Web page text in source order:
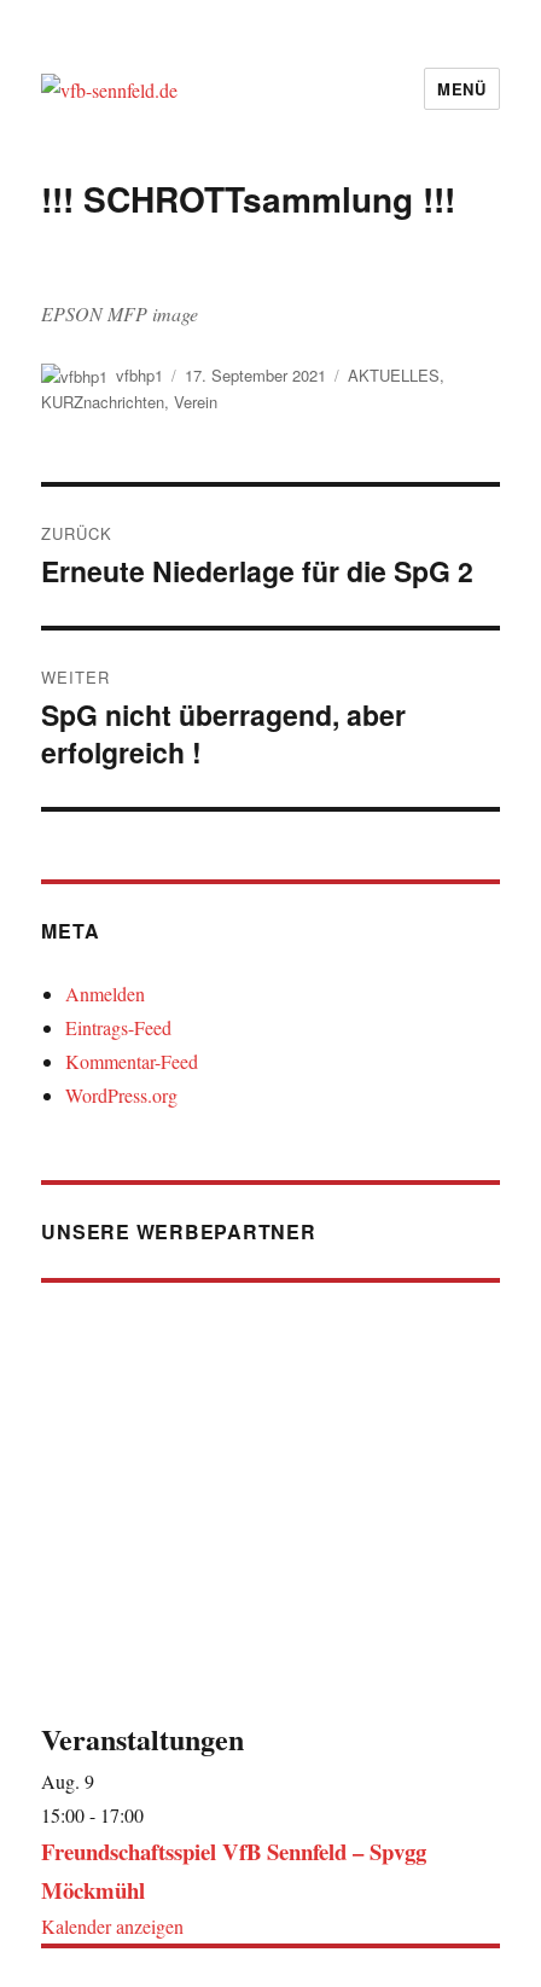
MENÜ
!!! SCHROTTsammlung !!!
EPSON MFP image
Autor
vfbhp1
Veröffentlicht
am
17. September 2021 Kategorien
AKTUELLES,
KURZnachrichten,Verein
ZURÜCK
Vorheriger
Erneute Niederlage für die SpG 2
WEITER
Nächster
Beitrag:
SpG nicht überragend, aber
erfolgreich !
META
Anmelden
Eintrags-Feed
Kommentar-Feed
WordPress.org
UNSERE WERBEPARTNER
Veranstaltungen
Aug.9
15:00- 17:00
Freundschaftsspiel VfB Sennfeld – Spvgg
Möckmühl
Kalender anzeigen